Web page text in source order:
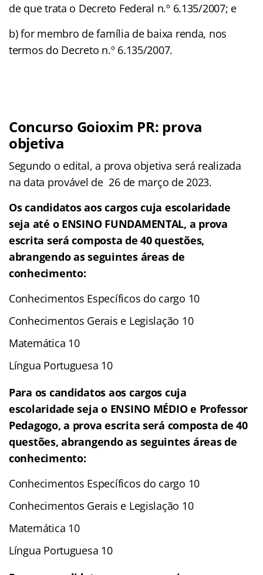
de que trata o Decreto Federal n.º 6.135/2007; e
b) for membro de família de baixa renda, nos
termos do Decreto n.º 6.135/2007.
Concurso Goioxim PR: prova
objetiva
Segundo o edital, a prova objetiva será realizada
na data provável de 26 de março de 2023.
Os candidatos aos cargos cuja escolaridade
seja até o ENSINO FUNDAMENTAL, a prova
escrita será composta de 40 questões,
abrangendo as seguintes áreas de
conhecimento:
Conhecimentos Específicos do cargo 10
Conhecimentos Gerais e Legislação 10
Matemática 10
Língua Portuguesa 10
Para os candidatos aos cargos cuja
escolaridade seja o ENSINO MÉDIO e Professor
Pedagogo, a prova escrita será composta de 40
questões, abrangendo as seguintes áreas de
conhecimento:
Conhecimentos Específicos do cargo 10
Conhecimentos Gerais e Legislação 10
Matemática 10
Língua Portuguesa 10